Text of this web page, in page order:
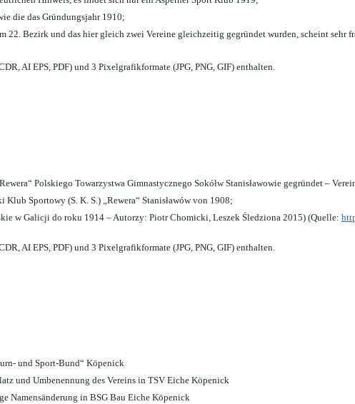
die das Gründungsjahr 1910;
22. Bezirk und das hier gleich zwei Vereine gleichzeitig gegründet wurden, scheint sehr
AI EPS, PDF) und 3 Pixelgrafikformate (JPG, PNG, GIF) enthalten.
Polskiego Towarzystwa Gimnastycznego Sokółw Stanisławowie gegründet –
Klub Sportowy (S. K. S.) „Rewera“ Stanisławów von 1908;
w Galicji do roku 1914 – Autorzy: Piotr Chomicki, Leszek Śledziona 2015) (Quelle:
AI EPS, PDF) und 3 Pixelgrafikformate (JPG, PNG, GIF) enthalten.
und Sport-Bund“ Köpenick
und Umbenennung des Vereins in TSV Eiche Köpenick
Namensänderung in BSG Bau Eiche Köpenick